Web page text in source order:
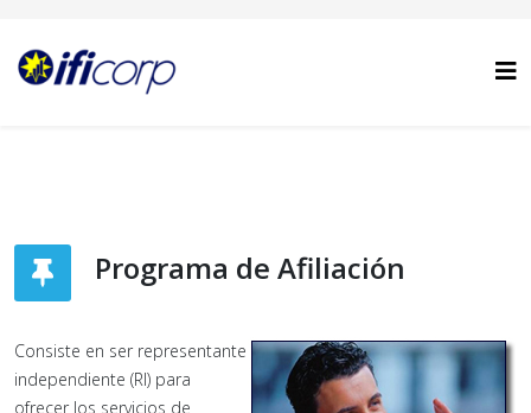
Programa de Afiliación
Consiste en ser representante
independiente (RI) para
ofrecer los servicios de